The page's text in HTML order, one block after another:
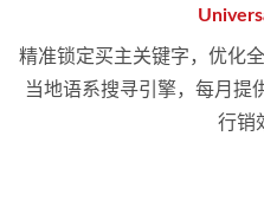
精准锁定买主关键字，优化
当地语系搜寻引擎，每月提
行销